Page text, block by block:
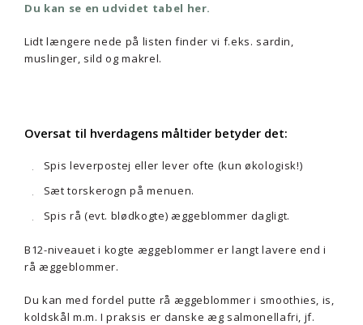
Du kan se en udvidet tabel her.
Lidt længere nede på listen finder vi f.eks. sardin,
muslinger, sild og makrel.
Oversat til hverdagens måltider betyder det:
Spis leverpostej eller lever ofte (kun økologisk!)
Sæt torskerogn på menuen.
Spis rå (evt. blødkogte) æggeblommer dagligt.
B12-niveauet i kogte æggeblommer er langt lavere end i
rå æggeblommer.
Du kan med fordel putte rå æggeblommer i smoothies, is,
koldskål m.m. I praksis er danske æg salmonellafri, jf.